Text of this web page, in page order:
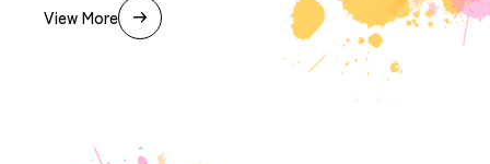
View More